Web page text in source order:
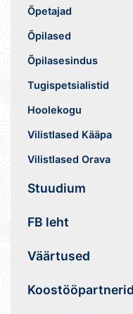
Õpetajad
Õpilased
Õpilasesindus
Tugispetsialistid
Hoolekogu
Vilistlased Kääpa
Vilistlased Orava
Stuudium
FB leht
Väärtused
Koostööpartnerid